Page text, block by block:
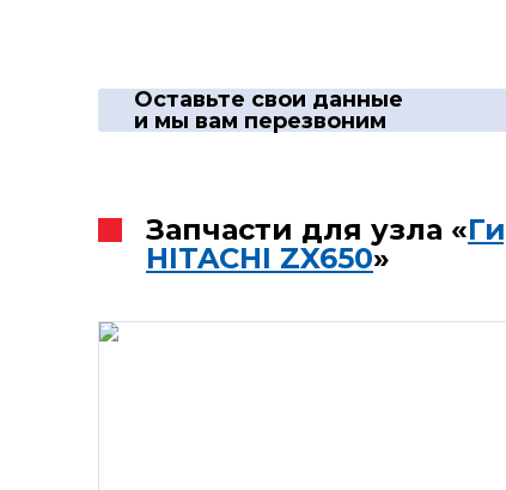
Оставьте свои данные
и мы вам перезвоним
Запчасти для узла «
HITACHI ZX650»